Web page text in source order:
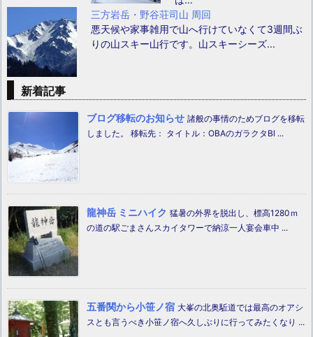
三方岩岳・野谷荘司山 周回
悪天候や家事雑用で山へ行けていなくて3週間ぶ
りの山スキー山行です。山スキーシーズ...
新着記事
ブログ移転のお知らせ 諸般の事情のためブログを移転
しました。 移転先： タイトル：OBAのガラクタBl ...
龍神岳 ミニハイク 猛暑の外界を脱出し、標高1280ｍ
の道の駅ごまさんスカイタワーで納涼一人宴会車中 ...
五番関から小笹ノ宿 大峯の北奥駈道では最高のオアシ
スとも言うべき小笹ノ宿へ久しぶりに行ってみたくなり ...